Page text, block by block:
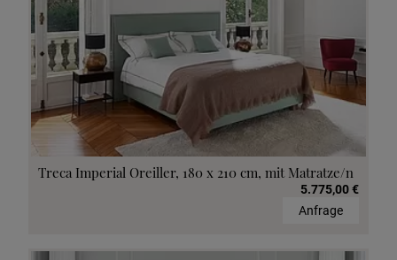
Treca Imperial Oreiller, 180 x 210 cm, mit Matratze/n
5.775,00 €
Anfrage